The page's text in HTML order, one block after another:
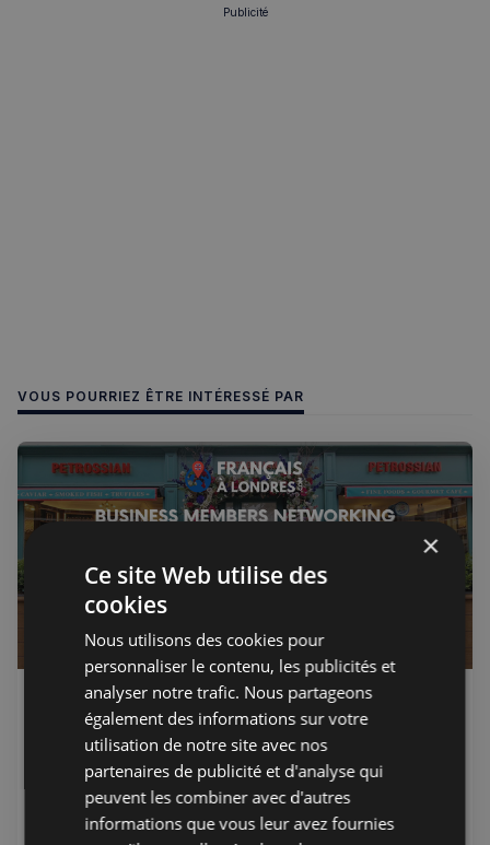
Publicité
VOUS POURRIEZ ÊTRE INTÉRESSÉ PAR
Jérémie Raude-Leroy 18 juil. 2026 Premium
🇫🇷 Soirée des partenaires -
Mercredi 4 Novembre 2026
Nous vous donnons rendez-vous le mercredi 4 novembre
2026 de 18h00 à 21h00 chez Petrossian, à South
×
Ce site Web utilise des
cookies
Nous utilisons des cookies pour
personnaliser le contenu, les publicités et
analyser notre trafic. Nous partageons
également des informations sur votre
utilisation de notre site avec nos
partenaires de publicité et d'analyse qui
peuvent les combiner avec d'autres
informations que vous leur avez fournies